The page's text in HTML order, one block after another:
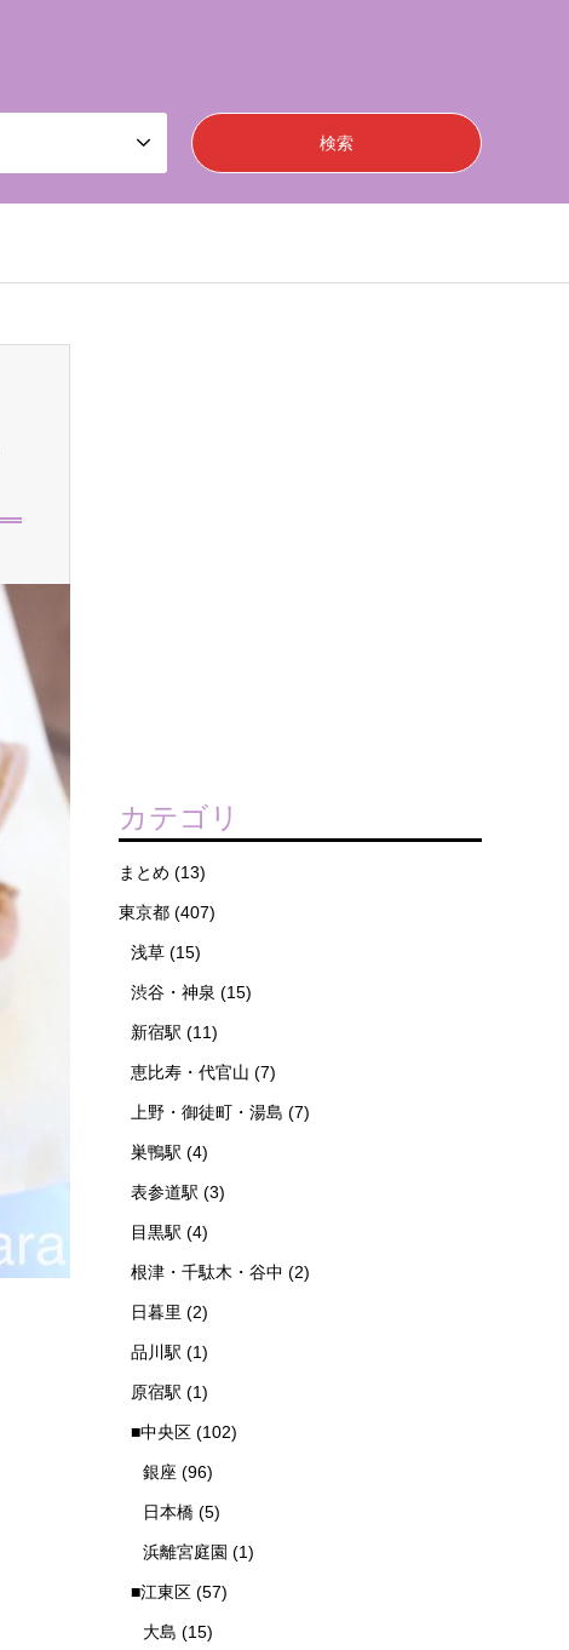
カテゴリ
まとめ (13)
東京都 (407)
浅草 (15)
渋谷・神泉 (15)
新宿駅 (11)
恵比寿・代官山 (7)
上野・御徒町・湯島 (7)
巣鴨駅 (4)
表参道駅 (3)
目黒駅 (4)
根津・千駄木・谷中 (2)
日暮里 (2)
品川駅 (1)
原宿駅 (1)
■中央区 (102)
銀座 (96)
日本橋 (5)
浜離宮庭園 (1)
■江東区 (57)
大島 (15)